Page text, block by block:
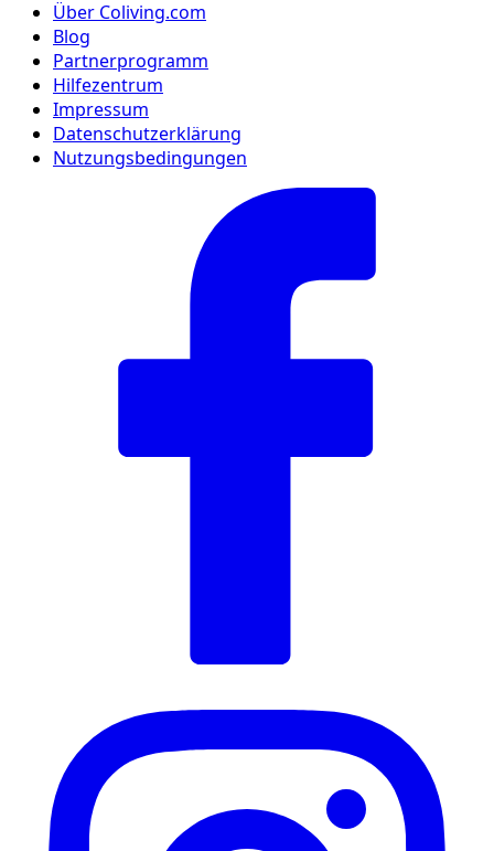
Über Coliving.com
Blog
Partnerprogramm
Hilfezentrum
Impressum
Datenschutzerklärung
Nutzungsbedingungen